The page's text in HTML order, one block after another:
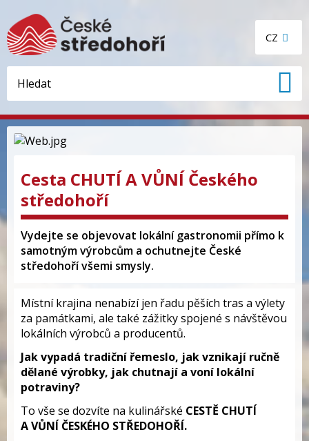
CZ
Cesta CHUTÍ A VŮNÍ Českého
středohoří
Vydejte se objevovat lokální gastronomii přímo k
samotným výrobcům a ochutnejte České
středohoří všemi smysly.
Místní krajina nenabízí jen řadu pěších tras a výlety
za památkami, ale také zážitky spojené s návštěvou
lokálních výrobců a producentů.
Jak vypadá tradiční řemeslo, jak vznikají ručně
dělané výrobky, jak chutnají a voní lokální
potraviny?
To vše se dozvíte na kulinářské CESTĚ CHUTÍ
A VŮNÍ ČESKÉHO STŘEDOHOŘÍ.